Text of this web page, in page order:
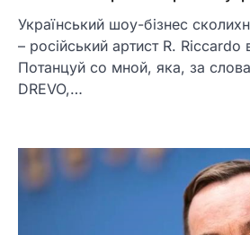
Український шоу-бізнес
– російський артист R. Riccardo
Потанцуй со мной, яка, за
DREVO,…